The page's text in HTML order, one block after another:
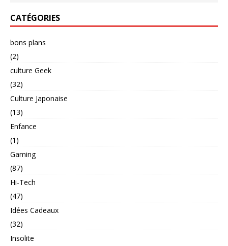
CATÉGORIES
bons plans
(2)
culture Geek
(32)
Culture Japonaise
(13)
Enfance
(1)
Gaming
(87)
Hi-Tech
(47)
Idées Cadeaux
(32)
Insolite